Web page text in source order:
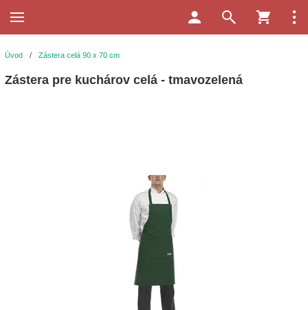
Úvod / Zástera celá 90 x 70 cm
Zástera pre kuchárov celá - tmavozelená